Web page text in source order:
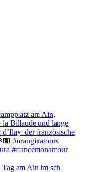
Tag am Ain im sch